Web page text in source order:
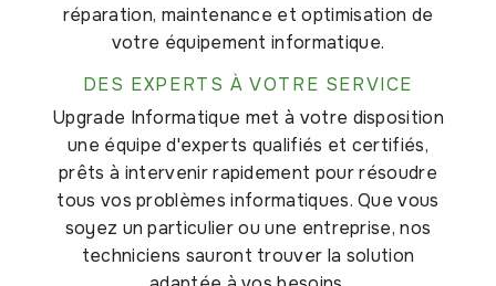
réparation, maintenance et optimisation de
votre équipement informatique.
DES EXPERTS À VOTRE SERVICE
Upgrade Informatique met à votre disposition
une équipe d'experts qualifiés et certifiés,
prêts à intervenir rapidement pour résoudre
tous vos problèmes informatiques. Que vous
soyez un particulier ou une entreprise, nos
techniciens sauront trouver la solution